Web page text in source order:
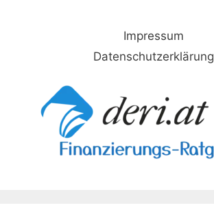
Impressum
Datenschutzerklärung